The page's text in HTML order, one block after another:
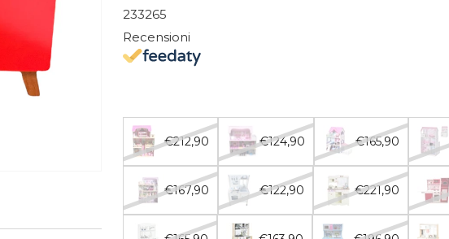
233265
Recensioni
€212,90 €124,90 €165,90
€167,90 €122,90 €221,90